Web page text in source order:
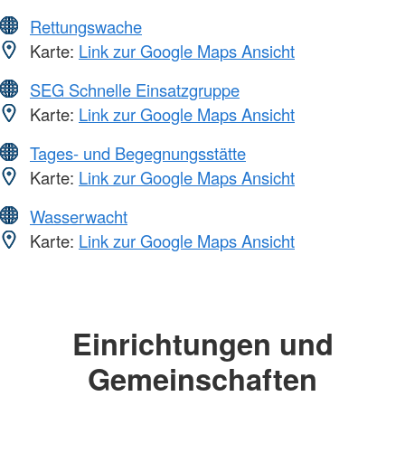
Rettungswache
Karte: Link zur Google Maps Ansicht
SEG Schnelle Einsatzgruppe
Karte: Link zur Google Maps Ansicht
Tages- und Begegnungsstätte
Karte: Link zur Google Maps Ansicht
Wasserwacht
Karte: Link zur Google Maps Ansicht
Einrichtungen und
Gemeinschaften